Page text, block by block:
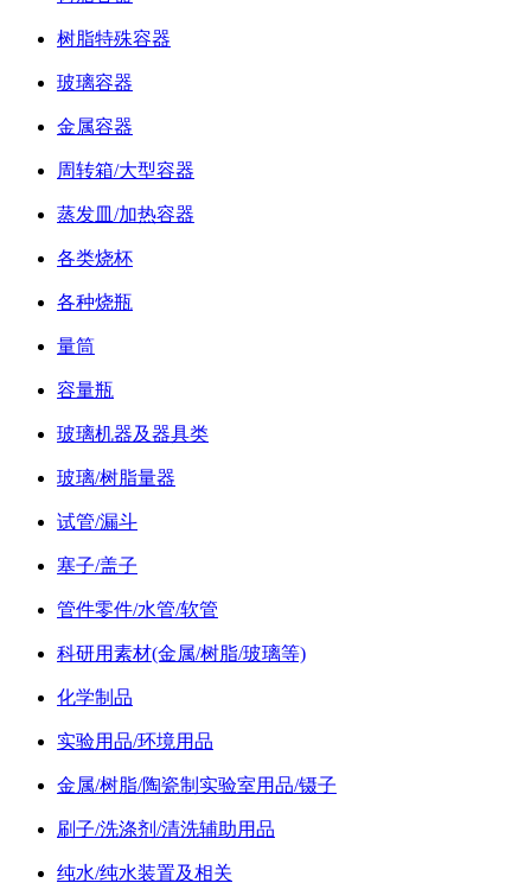
树脂特殊容器
玻璃容器
金属容器
周转箱/大型容器
蒸发皿/加热容器
各类烧杯
各种烧瓶
量筒
容量瓶
玻璃机器及器具类
玻璃/树脂量器
试管/漏斗
塞子/盖子
管件零件/水管/软管
科研用素材(金属/树脂/玻璃等)
化学制品
实验用品/环境用品
金属/树脂/陶瓷制实验室用品/镊子
刷子/洗涤剂/清洗辅助用品
纯水/纯水装置及相关